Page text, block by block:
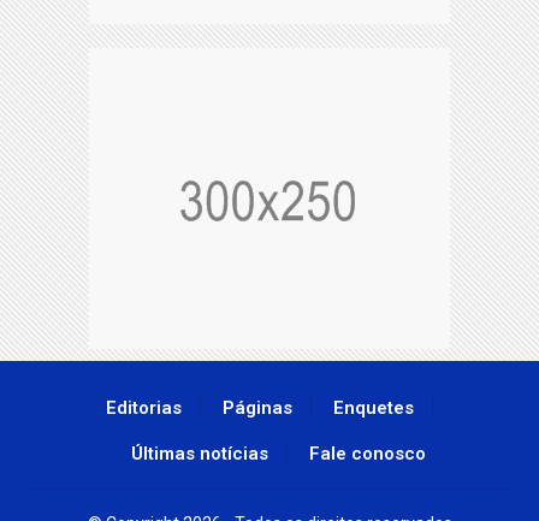
Editorias Páginas Enquetes
Últimas notícias Fale conosco